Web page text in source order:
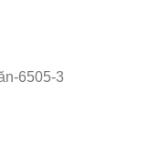
6505-3